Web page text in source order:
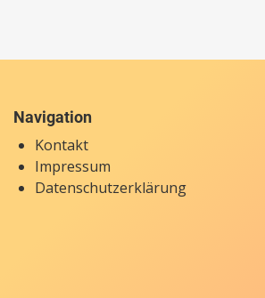
Navigation
Kontakt
Impressum
Datenschutzerklärung